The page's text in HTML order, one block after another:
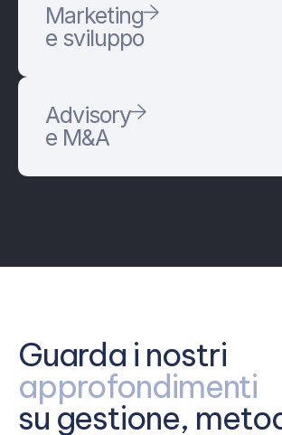
Marketing
e sviluppo
Advisory
e M&A
Guarda i nostri
approfondimenti
su gestione,